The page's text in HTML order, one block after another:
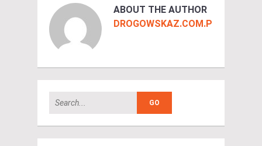
ABOUT THE AUTHOR
DROGOWSKAZ.COM.PL